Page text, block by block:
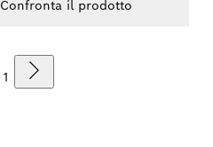
Confronta il prodotto
1